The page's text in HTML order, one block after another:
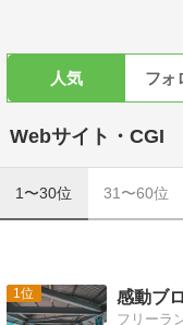
人気 フォ
Webサイト・CGI
1〜30位 31〜60位
1 感動ブ
フリーラ